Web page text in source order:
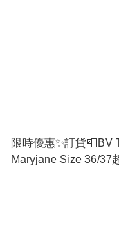
限時優惠✨訂貨📮BV
Maryjane Size 36/37超易襯